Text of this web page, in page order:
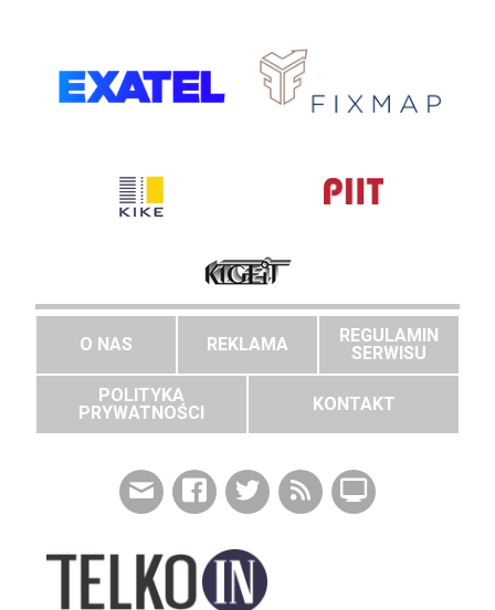
O NAS REKLAMA
REGULAMIN
SERWISU
POLITYKA
PRYWATNOŚCI
KONTAKT